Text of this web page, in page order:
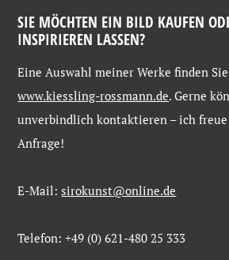
SIE MÖCHTEN EIN BILD KAUFEN
INSPIRIEREN LASSEN?
Eine AuswahlmeinerWerkefinden
www.kiessling-rossmann.de. Gerne
unverbindlichkontaktieren –ich
Anfrage!
E-Mail: sirokunst@online.de
Telefon: +49 (0) 621-480 25 333